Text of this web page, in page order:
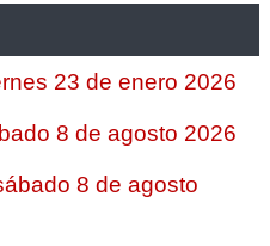
23 de enero 2026
8 de agosto 2026
8 de agosto